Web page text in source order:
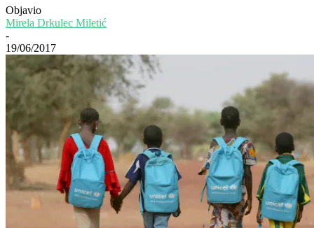
Objavio
Mirela Drkulec Miletić
-
19/06/2017